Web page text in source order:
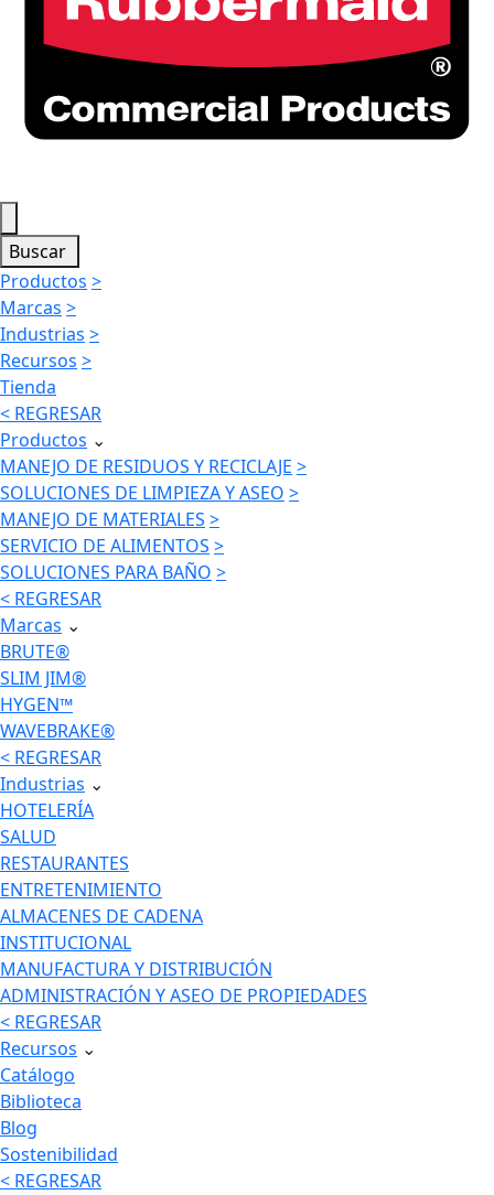
Buscar
Productos >
Marcas >
Industrias >
Recursos >
Tienda
< REGRESAR
Productos ⌄
MANEJO DE RESIDUOS Y RECICLAJE >
SOLUCIONES DE LIMPIEZA Y ASEO >
MANEJO DE MATERIALES >
SERVICIO DE ALIMENTOS >
SOLUCIONES PARA BAÑO >
< REGRESAR
Marcas ⌄
BRUTE®
SLIM JIM®
HYGEN™
WAVEBRAKE®
< REGRESAR
Industrias ⌄
HOTELERÍA
SALUD
RESTAURANTES
ENTRETENIMIENTO
ALMACENES DE CADENA
INSTITUCIONAL
MANUFACTURA Y DISTRIBUCIÓN
ADMINISTRACIÓN Y ASEO DE PROPIEDADES
< REGRESAR
Recursos ⌄
Catálogo
Biblioteca
Blog
Sostenibilidad
< REGRESAR